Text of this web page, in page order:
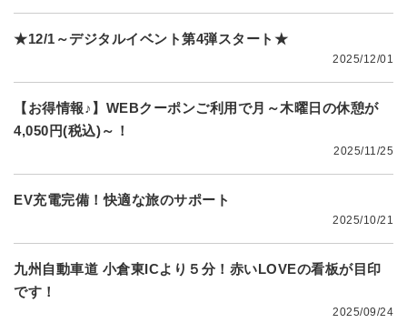
★12/1～デジタルイベント第4弾スタート★
2025/12/01
【お得情報♪】WEBクーポンご利用で月～木曜日の休憩が
4,050円(税込)～！
2025/11/25
EV充電完備！快適な旅のサポート
2025/10/21
九州自動車道 小倉東ICより５分！赤いLOVEの看板が目印
です！
2025/09/24